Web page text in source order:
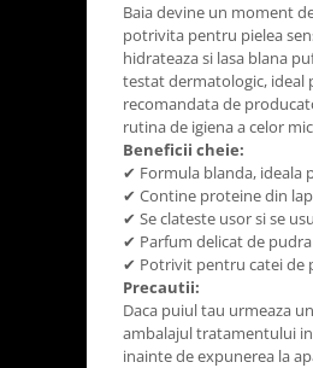
Baia devine un moment
potrivita pentru pielea
hidrateaza si lasa blana
testat dermatologic, ideal
recomandata de
rutina de igiena a celor
Beneficii cheie:
✔ Formula blanda, ideala
✔ Contine proteine din
✔ Se clateste usor si se
✔ Parfum delicat de
✔ Potrivit pentru catei de
Precautii:
Daca puiul tau urmeaza
ambalajul tratamentului
inainte de expunerea la